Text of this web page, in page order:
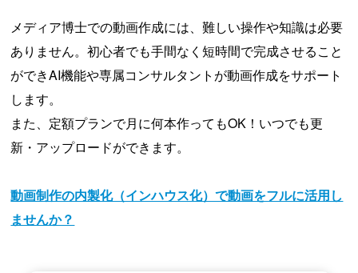
メディア博士での動画作成には、難しい操作や知識は必要
ありません。初心者でも手間なく短時間で完成させること
ができAI機能や専属コンサルタントが動画作成をサポート
します。
また、定額プランで月に何本作ってもOK！いつでも更
新・アップロードができます。
動画制作の内製化（インハウス化）で動画をフルに活用し
ませんか？